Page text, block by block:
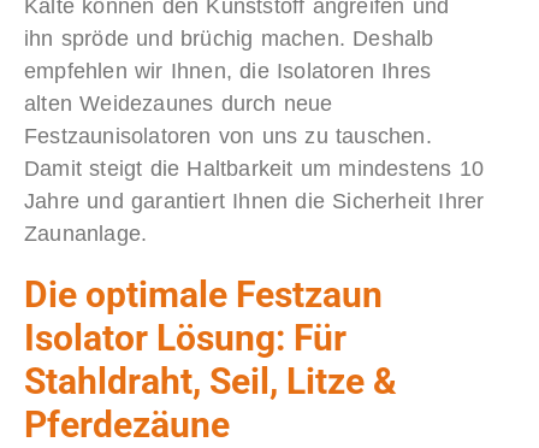
Kälte können den Kunststoff angreifen und
ihn spröde und brüchig machen. Deshalb
empfehlen wir Ihnen, die Isolatoren Ihres
alten Weidezaunes durch neue
Festzaunisolatoren von uns zu tauschen.
Damit steigt die Haltbarkeit um mindestens 10
Jahre und garantiert Ihnen die Sicherheit Ihrer
Zaunanlage.
Die optimale Festzaun
Isolator Lösung: Für
Stahldraht, Seil, Litze &
Pferdezäune